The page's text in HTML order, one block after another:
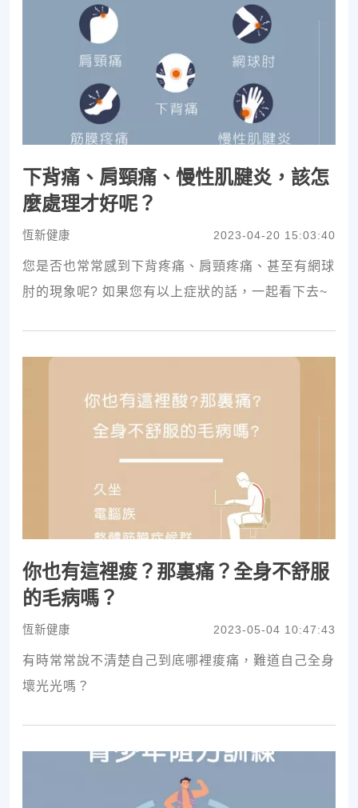
下背痛、肩頸痛、慢性肌腱炎，該怎
麼處理才好呢？
恆新健康 2023-04-20 15:03:40
您是否也常常感到下背疼痛、肩頸疼痛、甚至有網球
肘的現象呢? 如果您有以上症狀的話，一起看下去~
你也有這裡痠？那裏痛？全身不舒服
的毛病嗎？
恆新健康 2023-05-04 10:47:43
有時常常說不清楚自己到底哪裡痠痛，難道自己全身
壞光光嗎？